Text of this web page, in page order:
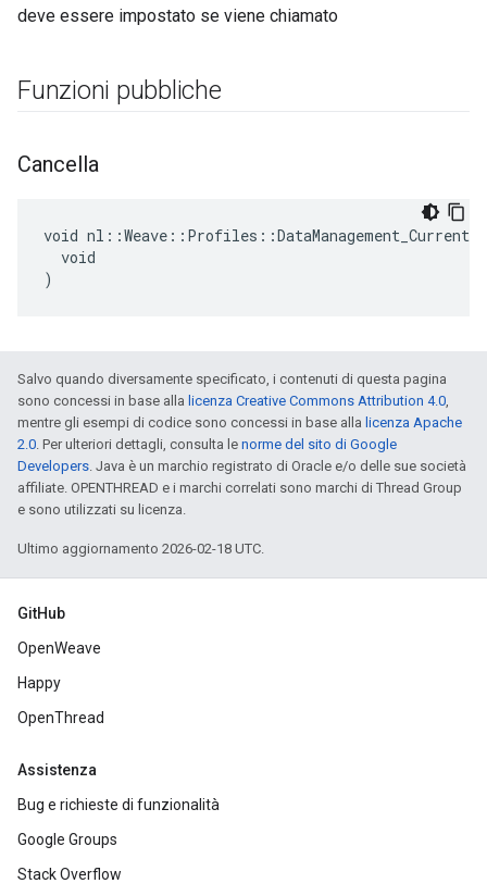
deve essere impostato se viene chiamato
Funzioni pubbliche
Cancella
void
  void
)
Salvo quando diversamente specificato, i contenuti di questa pagina
sono concessi in base alla licenza Creative Commons Attribution 4.0,
mentre gli esempi di codice sono concessi in base alla licenza Apache
2.0. Per ulteriori dettagli, consulta le norme del sito di Google
Developers. Java è un marchio registrato di Oracle e/o delle sue società
affiliate. OPENTHREAD e i marchi correlati sono marchi di Thread Group
e sono utilizzati su licenza.
Ultimo aggiornamento 2026-02-18 UTC.
GitHub
OpenWeave
Happy
OpenThread
Assistenza
Bug e richieste di funzionalità
Google Groups
Stack Overflow